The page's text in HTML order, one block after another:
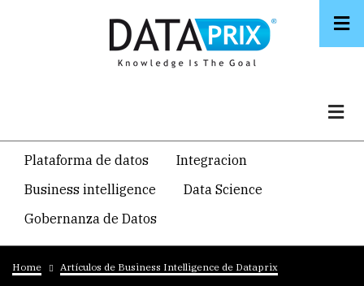
Navegacion
temática
principal
Plataforma de datos
Integracion
Business intelligence
Data Science
Gobernanza de Datos
Breadcrumb
Home Artículos de Business Intelligence de Dataprix